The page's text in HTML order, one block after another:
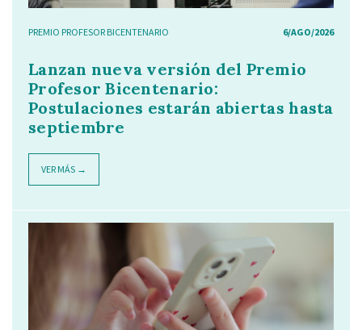
PREMIO PROFESOR BICENTENARIO 6/AGO/2026
Lanzan nueva versión del Premio
Profesor Bicentenario:
Postulaciones estarán abiertas hasta
septiembre
VER MÁS →